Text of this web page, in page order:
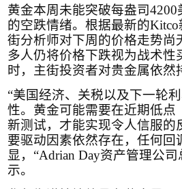
黄金本周未能突破每盎司4200
的空跌情绪。根据最新的Kitco
街分析师对下周的价格走势尚
多人仍将价格下跌视为战术性
时，主街投资者对贵金属依然
“美国经济、关税以及下一轮
性。黄金可能需要在近期低点
新测试，才能实现令人信服的
要驱动因素依然存在，任何回
显，“Adrian Day资产管理公司
示。